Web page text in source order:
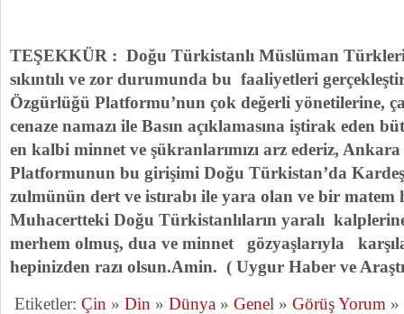
TEŞEKKÜR : Doğu Türkistanlı Müslüman
sıkıntılı ve zor durumunda bu faaliyetleri
Özgürlüğü Platformu’nun çok değerli yönetilerine,
cenaze namazı ile Basın açıklamasına iştirak eden
en kalbi minnet ve şükranlarımızı arz ederiz,
Platformunun bu girişimi Doğu Türkistan’da
zulmünün dert ve istırabı ile yara olan ve bir matem
Muhacertteki Doğu Türkistanlıların yaralı
merhem olmuş, dua ve minnet gözyaşlarıyla
hepinizden razı olsun.Amin. ( Uygur Haber ve
Etiketler: Çin » Din » Dünya » Genel » Görüş Yorum »